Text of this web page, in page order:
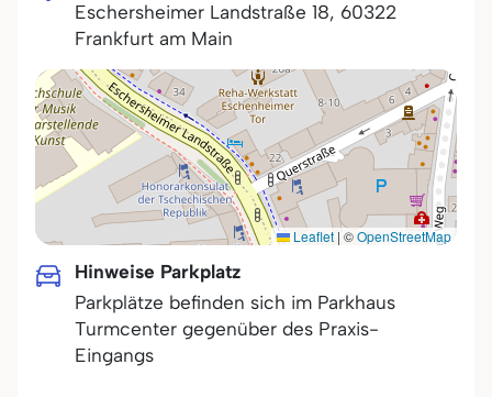
Eschersheimer Landstraße 18, 60322
Frankfurt am Main
Leaflet | ©OpenStreetMap
Hinweise Parkplatz
Parkplätze befinden sich im Parkhaus
Turmcenter gegenüber des Praxis-
Eingangs